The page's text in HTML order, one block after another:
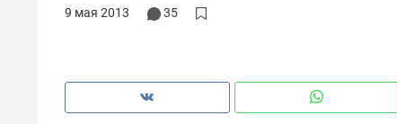
9 мая 2013 35
«Не зная местных
полгода»
Как бизнесу выйти на зарубежные